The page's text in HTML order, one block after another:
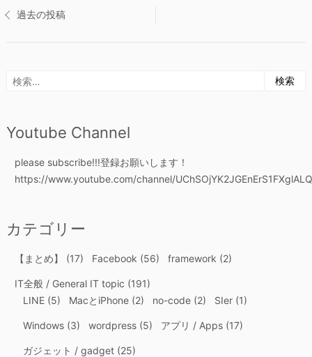
ゲ
ー
シ
ョ
ン
過去の投稿
検
Youtube Channel
please subscribe!!!登録お願いします！
https://www.youtube.com/channel/
カテゴリー
【まとめ】 (17) Facebook (56) framework (2)
IT全般 / General IT topic (191)
LINE(5) MacとiPhone(2) no-code(2) SIer(1)
Windows(3) wordpress(5) アプリ / Apps(17)
ガジェット / gadget(25)